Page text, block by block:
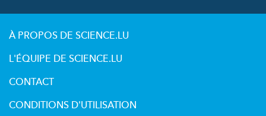
À PROPOS DE SCIENCE.LU
L'ÉQUIPE DE SCIENCE.LU
CONTACT
CONDITIONS D'UTILISATION